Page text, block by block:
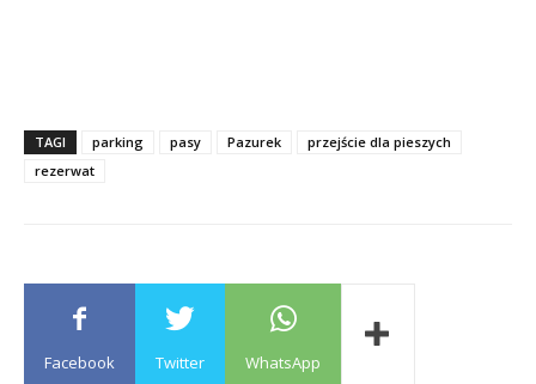
TAGI parking pasy Pazurek
przejście dla pieszych
rezerwat
Facebook Twitter WhatsApp